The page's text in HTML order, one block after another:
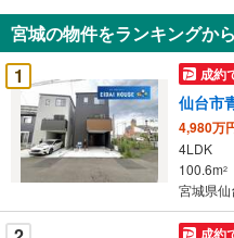
知
を
受
け
取
る
・
条
件
を
宮城の物件をランキングか
1
成約
仙台市
4,980万
4LDK
100.6m2
宮城県
成約